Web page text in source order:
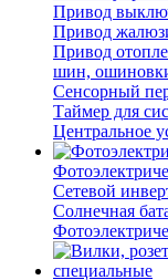
Привод
Привод
Привод
шин,
Сенсорный
Таймер для
Центральное
Сетевой
Солнечная